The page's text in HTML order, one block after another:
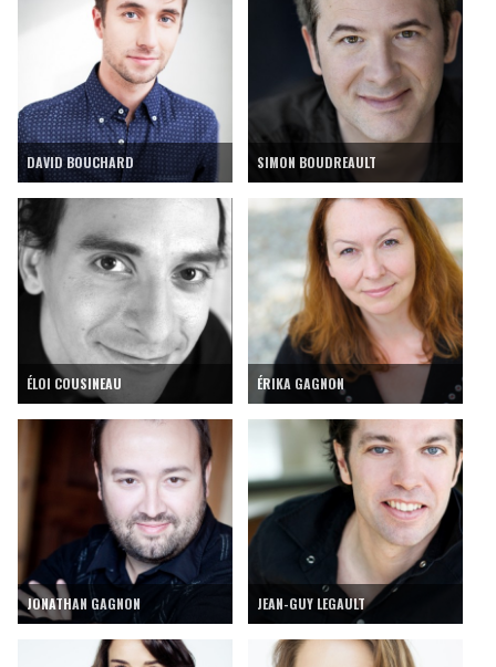
DAVID BOUCHARD SIMON BOUDREAULT
ÉLOI COUSINEAU ÉRIKA GAGNON
JONATHAN GAGNON JEAN-GUY LEGAULT